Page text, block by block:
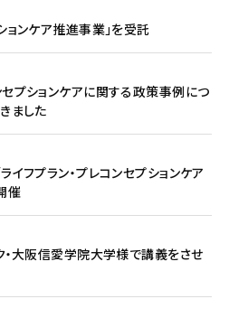
ョンケア推進事業」を受託
プションケアに関する政策事例につ
ました
イフプラン・プレコンセプションケア
催
・大阪信愛学院大学様で講義をさせ